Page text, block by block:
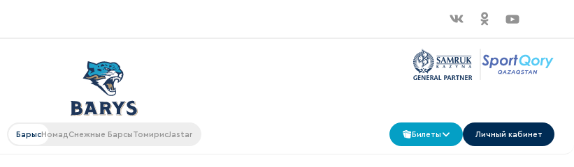
БарысНомад Снежные БарсыТомирисJastar Билеты Личный кабинет